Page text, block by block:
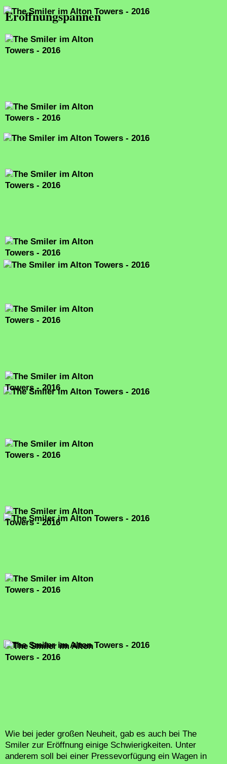
Eröffnungspannen
Wie bei jeder großen Neuheit, gab es auch bei The
Smiler zur Eröffnung einige Schwierigkeiten. Unter
anderem soll bei einer Pressevorfügung ein Wagen in